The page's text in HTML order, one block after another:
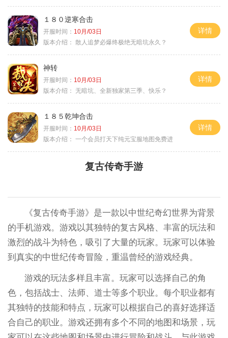
１８０逆寒合击
开服时间： 10月/03日
版本介绍： 散人追梦必爆终极绝无暗坑永久？
详情
神转
开服时间： 10月/03日
版本介绍： 无暗坑、全新独家第三季、快乐？
详情
１８５乾坤合击
开服时间： 10月/03日
版本介绍： 一个会员打天下纯元宝服地图免费进
详情
复古传奇手游
《复古传奇手游》是一款以中世纪奇幻世界为背景
的手机游戏。游戏以其独特的复古风格、丰富的玩法和
激烈的战斗为特色，吸引了大量的玩家。玩家可以体验
到真实的中世纪传奇冒险，重温曾经的游戏经典。
游戏的玩法多样且丰富。玩家可以选择自己的角
色，包括战士、法师、道士等多个职业。每个职业都有
其独特的技能和特点，玩家可以根据自己的喜好选择适
合自己的职业。游戏还拥有多个不同的地图和场景，玩